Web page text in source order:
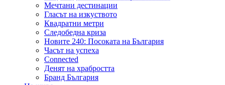
Мечтани дестинации
Гласът на изкуството
Квадратни метри
Следобедна криза
Новите 240: Посоката на България
Часът на успеха
Connected
Денят на храбростта
Бранд България